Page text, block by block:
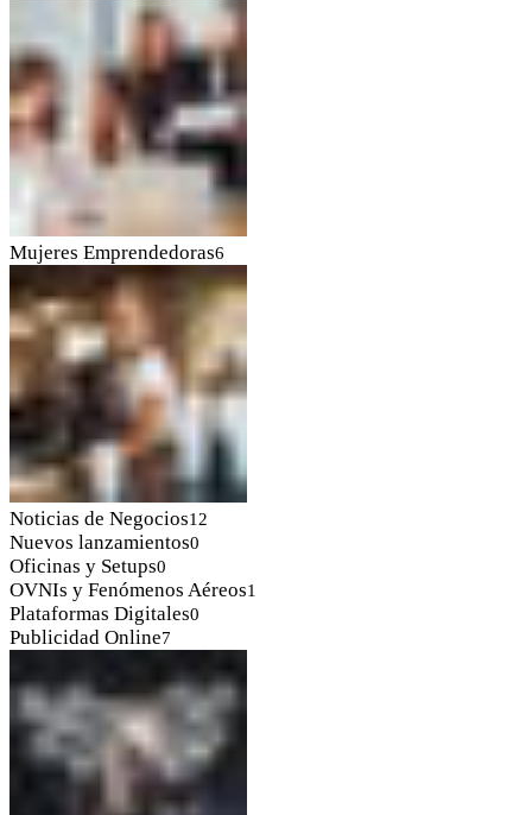
Mujeres Emprendedoras6
Noticias de Negocios12
Nuevos lanzamientos0
Oficinas y Setups0
OVNIs y Fenómenos Aéreos1
Plataformas Digitales0
Publicidad Online7